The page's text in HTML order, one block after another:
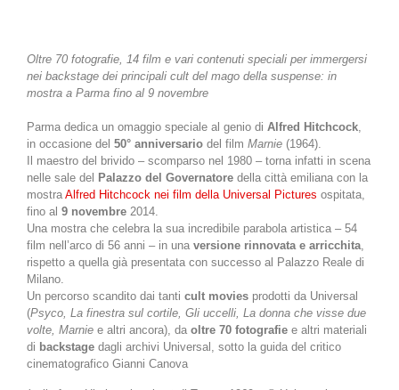
Oltre 70 fotografie, 14 film e vari contenuti speciali per immergersi
nei backstage dei principali cult del mago della suspense: in
mostra a Parma fino al 9 novembre
Parma dedica un omaggio speciale al genio di Alfred Hitchcock,
in occasione del 50° anniversario del film Marnie (1964).
Il maestro del brivido – scomparso nel 1980 – torna infatti in scena
nelle sale del Palazzo del Governatore della città emiliana con la
mostra Alfred Hitchcock nei film della Universal Pictures ospitata,
fino al 9 novembre 2014.
Una mostra che celebra la sua incredibile parabola artistica – 54
film nell’arco di 56 anni – in una versione rinnovata e arricchita,
rispetto a quella già presentata con successo al Palazzo Reale di
Milano.
Un percorso scandito dai tanti cult movies prodotti da Universal
(Psyco, La finestra sul cortile, Gli uccelli, La donna che visse due
volte, Marnie e altri ancora), da oltre 70 fotografie e altri materiali
di backstage dagli archivi Universal, sotto la guida del critico
cinematografico Gianni Canova